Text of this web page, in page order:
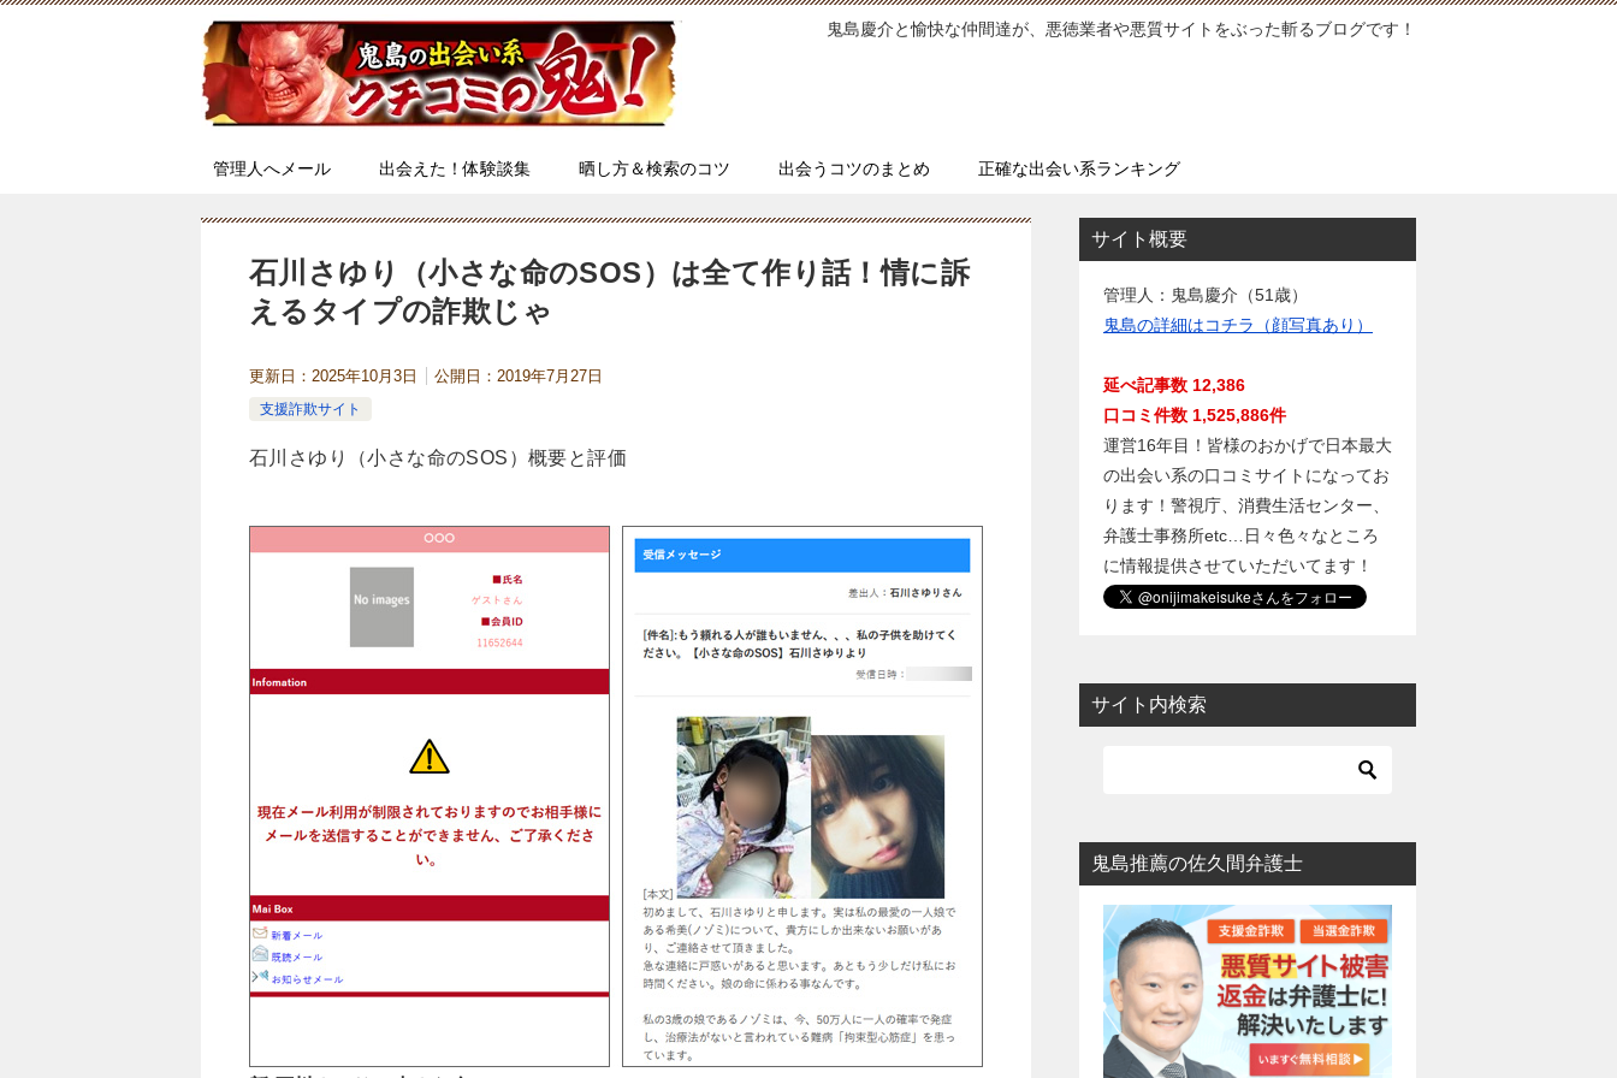
鬼島慶介と愉快な仲間達が、悪徳業者や悪質サイトをぶった斬るブログです！
管理人へメール 出会えた！体験談集 晒し方＆検索のコツ 出会うコツのまとめ 正確な出会い系ランキング
石川さゆり（小さな命のSOS）は全て作り話！情に訴
えるタイプの詐欺じゃ
更新日： 2025年10月3日 公開日： 2019年7月27日
支援詐欺サイト
石川さゆり（小さな命のSOS）概要と評価
サイト概要
管理人：鬼島慶介（51歳）
鬼島の詳細はコチラ（顔写真あり）
延べ記事数 12,386
口コミ件数 1,525,886件
運営16年目！皆様のおかげで日本最大
の出会い系の口コミサイトになってお
ります！警視庁、消費生活センター、
弁護士事務所etc…日々色々なところ
に情報提供させていただいてます！
サイト内検索
鬼島推薦の佐久間弁護士